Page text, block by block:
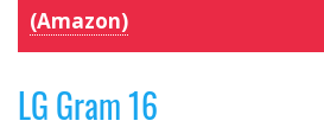
(Amazon)
LG Gram 16